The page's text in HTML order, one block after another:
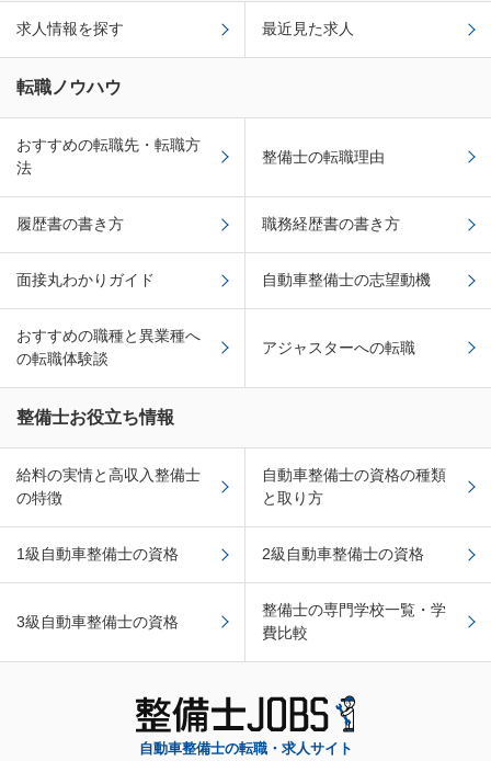
求人情報を探す 最近見た求人
転職ノウハウ
おすすめの転職先・転職方
法
整備士の転職理由
履歴書の書き方 職務経歴書の書き方
面接丸わかりガイド 自動車整備士の志望動機
おすすめの職種と異業種へ
の転職体験談
アジャスターへの転職
整備士お役立ち情報
給料の実情と高収入整備士
の特徴
自動車整備士の資格の種類
と取り方
1級自動車整備士の資格 2級自動車整備士の資格
3級自動車整備士の資格
整備士の専門学校一覧・学
費比較
自動車整備士の転職・求人サイト